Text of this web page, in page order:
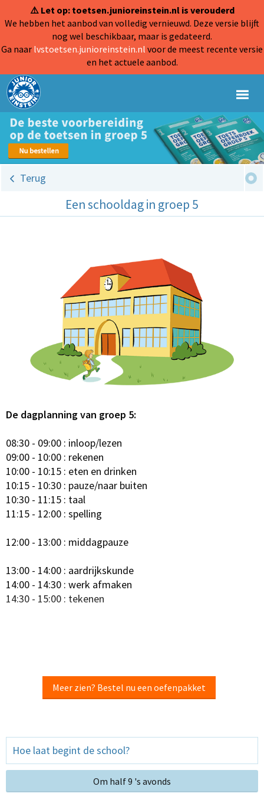
⚠️ Let op: toetsen.junioreinstein.nl is verouderd
We hebben het aanbod van volledig vernieuwd. Deze versie blijft
nog wel beschikbaar, maar is gedateerd.
Ga naar lvstoetsen.junioreinstein.nl voor de meest recente versie
en het actuele aanbod.
Terug
Een schooldag in groep 5
De dagplanning van groep 5:
08:30 - 09:00 : inloop/lezen
09:00 - 10:00 : rekenen
10:00 - 10:15 : eten en drinken
10:15 - 10:30 : pauze/naar buiten
10:30 - 11:15 : taal
11:15 - 12:00 : spelling
12:00 - 13:00 : middagpauze
13:00 - 14:00 : aardrijkskunde
14:00 - 14:30 : werk afmaken
14:30 - 15:00 : tekenen
Meer zien? Bestel nu een oefenpakket
Hoe laat begint de school?
Om half 9 's avonds